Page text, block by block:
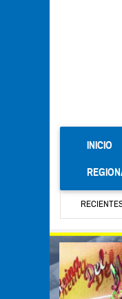
INICIO
por María Eugenia Febres